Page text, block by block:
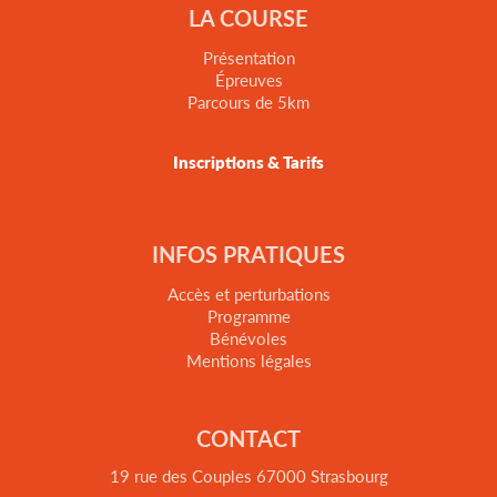
LA COURSE
Présentation
Épreuves
Parcours de 5km
Inscriptions & Tarifs
INFOS PRATIQUES
Accès et perturbations
Programme
Bénévoles
Mentions légales
CONTACT
19 rue des Couples 67000 Strasbourg